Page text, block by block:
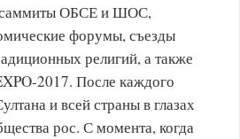
саммиты ОБСЕ и ШОС,
форумы, съезды
религий, а также
2017. После каждого
и всей страны в глазах
рос. С момента, когда